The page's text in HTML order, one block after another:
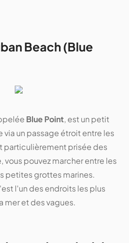
Beach (Blue
Blue Point, est un petit
un passage étroit entre les
particulièrement prisée des
vous pouvez marcher entre les
petites grottes marines.
l'un des endroits les plus
mer et des vagues.